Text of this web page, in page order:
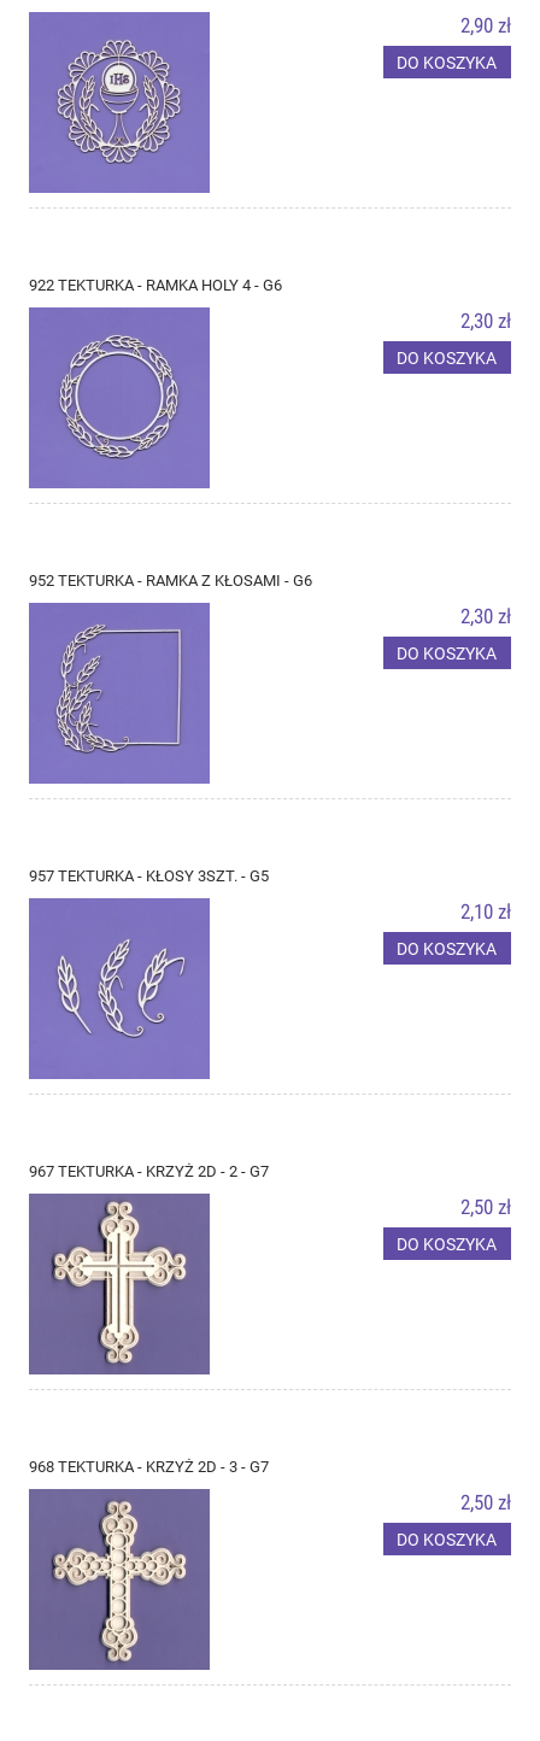
2,90 zł
DO KOSZYKA
922 TEKTURKA - RAMKA HOLY 4 - G6
2,30 zł
DO KOSZYKA
952 TEKTURKA - RAMKA Z KŁOSAMI - G6
2,30 zł
DO KOSZYKA
957 TEKTURKA - KŁOSY 3SZT. - G5
2,10 zł
DO KOSZYKA
967 TEKTURKA - KRZYŻ 2D - 2 - G7
2,50 zł
DO KOSZYKA
968 TEKTURKA - KRZYŻ 2D - 3 - G7
2,50 zł
DO KOSZYKA